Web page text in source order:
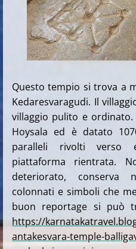
Questo tempio si trova a
Kedaresvaragudi. Il
villaggio pulito e
Hoysala ed è datato
paralleli rivolti verso
piattaforma rientrata.
deteriorato, conserva
colonnati e simboli che
buon reportage si può
https://
antakesvara-temple-